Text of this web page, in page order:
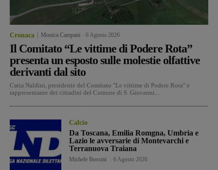
Cronaca Monica Campani 6 Agosto 2026
Il Comitato “Le vittime di Podere Rota”
presenta un esposto sulle molestie olfattive
derivanti dal sito
Catia Naldini, presidente del Comitato "Le vittime di Podere Rota" e
rappresentante dei cittadini del Comune di S. Giovanni...
Calcio
Da Toscana, Emilia Romgna, Umbria e
Lazio le avversarie di Montevarchi e
Terranuova Traiana
Michele Bossini 6 Agosto 2026